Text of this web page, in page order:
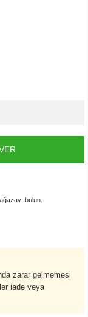
bulun.
zarar gelmemesi
iade veya